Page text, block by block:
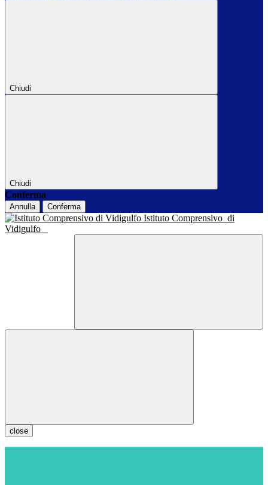
Chiudi
Chiudi
Conferma
Annulla Conferma
Istituto Comprensivo di
Vidigulfo
close